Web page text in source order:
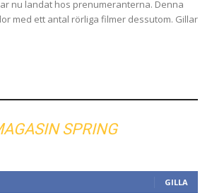
nu landat hos prenumeranterna. Denna
med ett antal rörliga filmer dessutom. Gillar
SPRING
GILLA